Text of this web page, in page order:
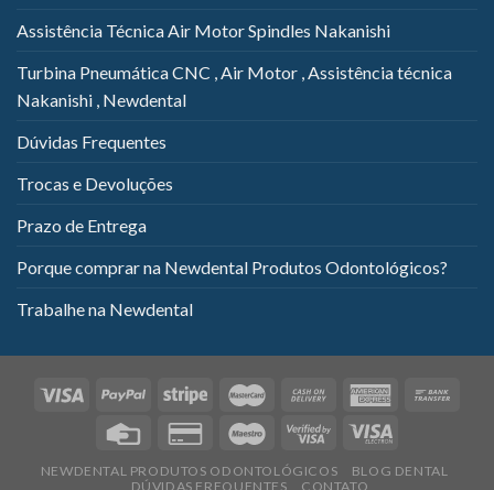
Assistência Técnica Air Motor Spindles Nakanishi
Turbina Pneumática CNC , Air Motor , Assistência técnica
Nakanishi , Newdental
Dúvidas Frequentes
Trocas e Devoluções
Prazo de Entrega
Porque comprar na Newdental Produtos Odontológicos?
Trabalhe na Newdental
NEWDENTAL PRODUTOS ODONTOLÓGICOS
BLOG DENTAL
DÚVIDAS FREQUENTES
CONTATO